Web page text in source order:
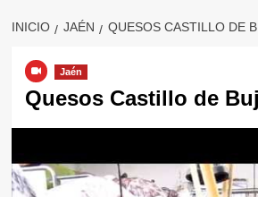
INICIO JAÉN QUESOS CASTILLO DE
Jaén
Quesos Castillo de